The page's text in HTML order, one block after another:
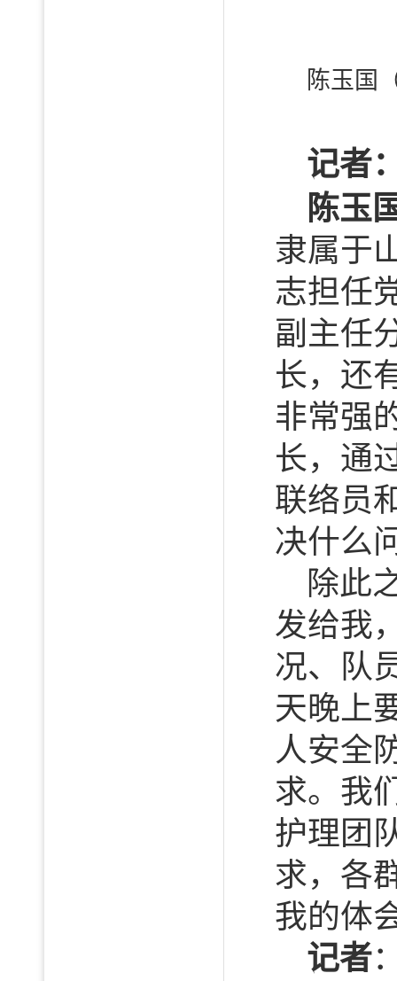
陈玉国
记者
陈玉
隶属于
志担任
副主任
长，还
非常强
长，通
联络员
决什么
除此
发给我
况、队
天晚上
人安全
求。我
护理团
求，各
我的体
记者